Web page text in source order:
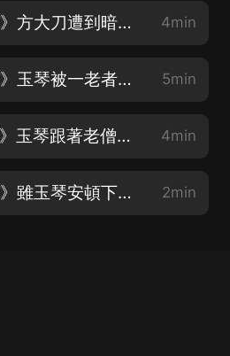
005集《荒江女俠》方大刀遭到暗算不幸中槍身亡（歡迎訂閱關注五星好評） 4min
006集《荒江女俠》玉琴被一老者看中收為徒弟（歡迎訂閱關注五星好評） 5min
007集《荒江女俠》玉琴跟著老僧回到老僧的住處（歡迎訂閱關注五星好評） 4min
008集《荒江女俠》雖玉琴安頓下來，但夜晚有些想家（歡迎訂閱關注五星好評） 2min